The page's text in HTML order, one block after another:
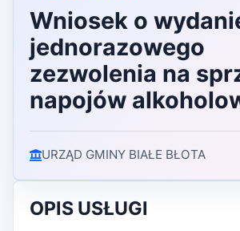
Wniosek o
jednorazowego
zezwolenia na
napojów
URZĄD GMINY BIAŁE BŁOTA
OPIS USŁUGI